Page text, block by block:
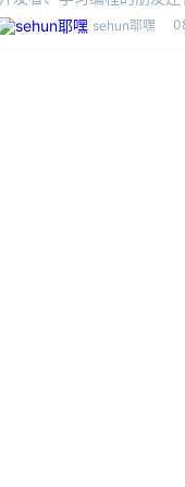
sehun耶嘿